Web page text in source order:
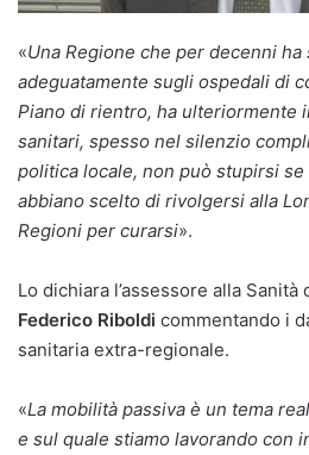
«Una Regione che per decenni
adeguatamente sugli ospedali di
Piano di rientro, ha ulteriormente
sanitari, spesso nel silenzio
politica locale, non può stupirsi
abbiano scelto di rivolgersi alla
Regioni per curarsi».
Lo dichiara l’assessore alla
Federico Riboldi commentando i
sanitaria extra-regionale.
«La mobilità passiva è un tema
e sul quale stiamo lavorando con